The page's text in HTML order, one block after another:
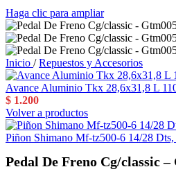
Haga clic para ampliar
Inicio / Repuestos y Accesorios
Avance Aluminio Tkx 28,6x31,8 L
$ 1.200
Volver a productos
Piñon Shimano Mf-tz500-6 14/28
Pedal De Freno Cg/classic –